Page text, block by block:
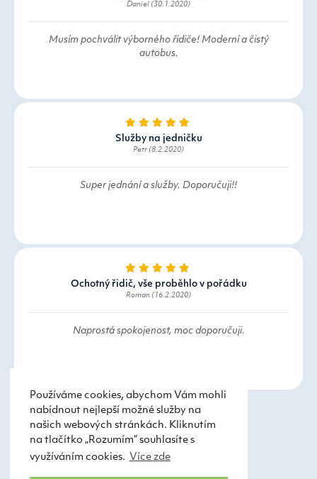
Používáme cookies, abychom Vám mohli
nabídnout nejlepší možné služby na
našich webových stránkách. Kliknutím
na tlačítko „Rozumím“ souhlasíte s
využíváním cookies. Více zde
Daniel (30.1.2020)
Musím pochválit výborného řidiče! Moderní a čistý
autobus.
Služby na jedničku
Petr (8.2.2020)
Super jednání a služby. Doporučuji!!
Ochotný řidič, vše proběhlo v pořádku
Roman (16.2.2020)
Naprostá spokojenost, moc doporučuji.